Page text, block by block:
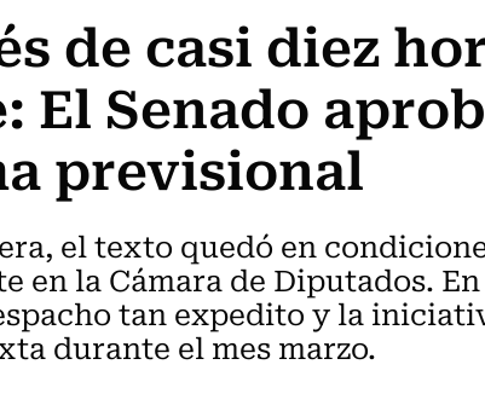
de casi diez
El Senado
previsional
el texto quedó en
en la Cámara de Diputados.
tan expedito y la
durante el mes marzo.